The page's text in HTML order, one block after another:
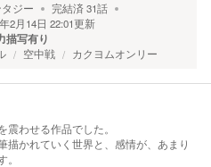
ジー 完結済31話
2月14日 22:01更新
描写有り
空中戦 カクヨムオンリー
震わせる作品でした。
描かれていく世界と、感情が、あまり